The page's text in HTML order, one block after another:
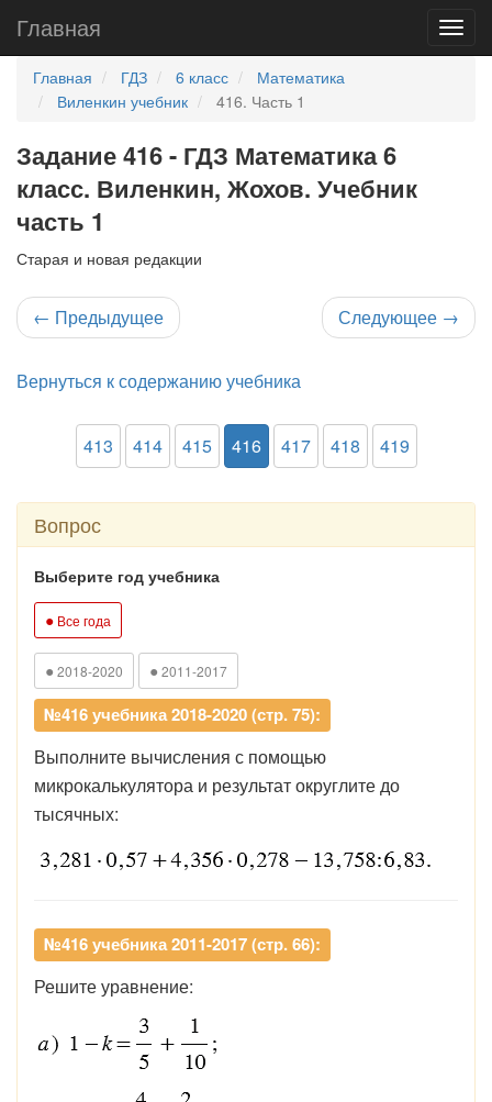
Главная
Главная ГДЗ 6 класс
Математика
Виленкин учебник
416. Часть 1
Задание 416 - ГДЗ Математика 6
класс. Виленкин, Жохов. Учебник
часть 1
Старая и новая редакции
← Предыдущее Следующее →
Вернуться к содержанию учебника
413 414 415 416 417 418 419
Вопрос
Выберите год учебника
● Все года
● 2018-2020 ● 2011-2017
№416 учебника 2018-2020 (стр. 75):
Выполните вычисления с помощью
микрокалькулятора и результат округлите до
тысячных:
№416 учебника 2011-2017 (стр. 66):
Решите уравнение: